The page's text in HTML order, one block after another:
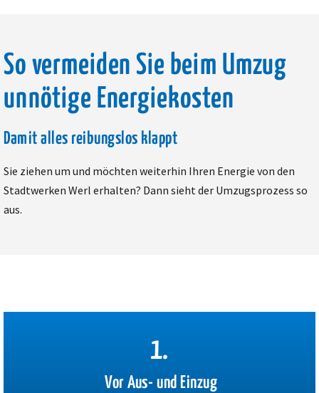
So vermeiden Sie beim Umzug
unnötige Energiekosten
Damit alles reibungslos klappt
Sie ziehen um und möchten weiterhin Ihren Energie von den
Stadtwerken Werl erhalten? Dann sieht der Umzugsprozess so
aus.
1.
Vor Aus- und Einzug